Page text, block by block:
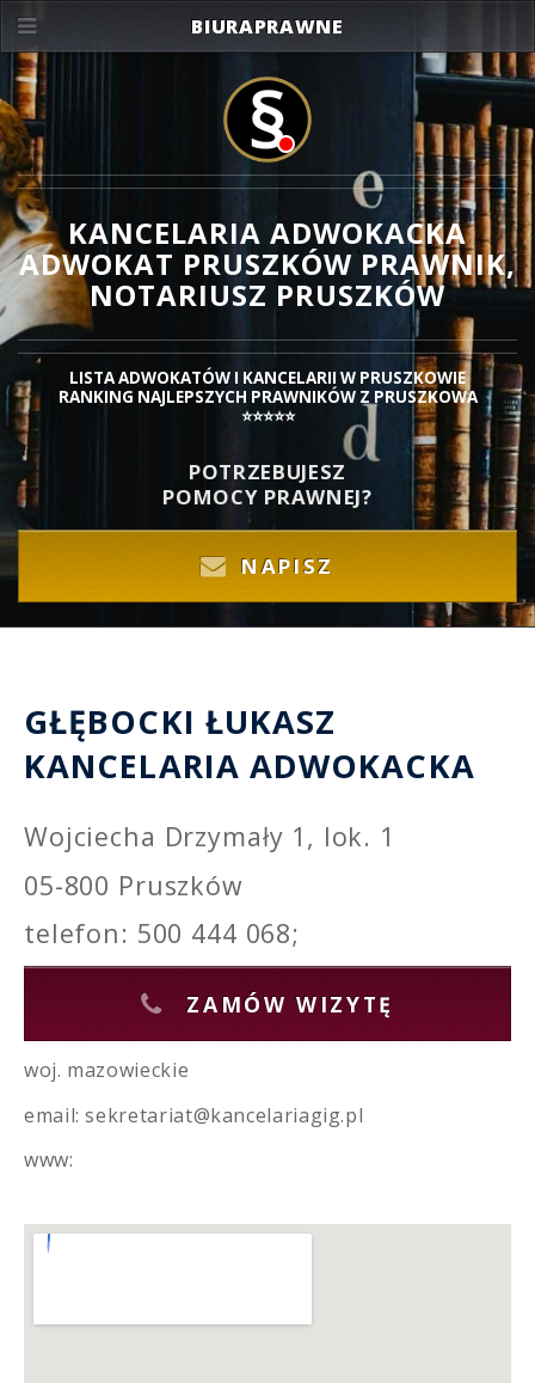
KANCELARIA ADWOKACKA
ADWOKAT PRUSZKÓW PRAWNIK,
NOTARIUSZ PRUSZKÓW
LISTA ADWOKATÓW I KANCELARII W PRUSZKOWIE
RANKING NAJLEPSZYCH PRAWNIKÓW Z PRUSZKOWA
⭐⭐⭐⭐⭐
POTRZEBUJESZ
POMOCY PRAWNEJ?
NAPISZ
GŁĘBOCKI ŁUKASZ
KANCELARIA ADWOKACKA
Wojciecha Drzymały 1, lok. 1
05-800 Pruszków
telefon: 500 444 068;
ZAMÓW WIZYTĘ
woj. mazowieckie
email: sekretariat@kancelariagig.pl
www:
BIURAPRAWNE